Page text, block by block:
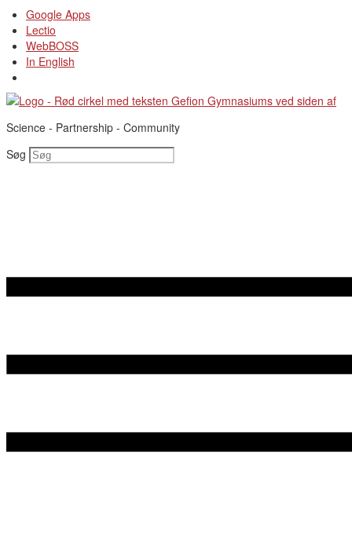
Videre
til
indhold
Google Apps
Lectio
WebBOSS
In English
Science - Partnership - Community
Søg